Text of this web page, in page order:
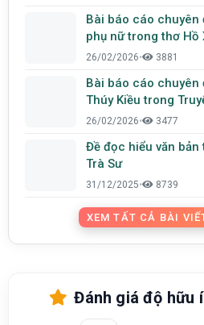
Bài báo cáo chuyên
phụ nữ trong thơ Hồ
26/02/2026• 3881
Bài báo cáo chuyên
Thúy Kiều trong
26/02/2026• 3477
Đề đọc hiểu văn bản thông tin - Rừng tràm
Trà Sư
31/12/2025• 8739
XEM TẤT CẢ BÀI
Đánh giá độ hữu